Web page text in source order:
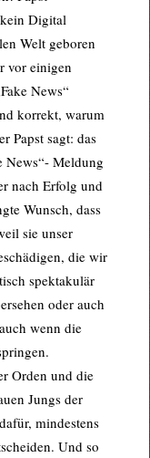
Digital
Welt geboren
vor einigen
News“
korrekt, warum
Papst sagt: das
News“- Meldung
nach Erfolg und
Wunsch, dass
sie unser
die wir
spektakulär
oder auch
wenn die
Orden und die
Jungs der
mindestens
Und so